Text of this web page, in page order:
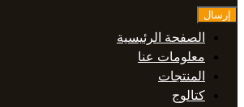
إرسال
الصفحة الرئيسية
معلومات عنا
المنتجات
كتالوج